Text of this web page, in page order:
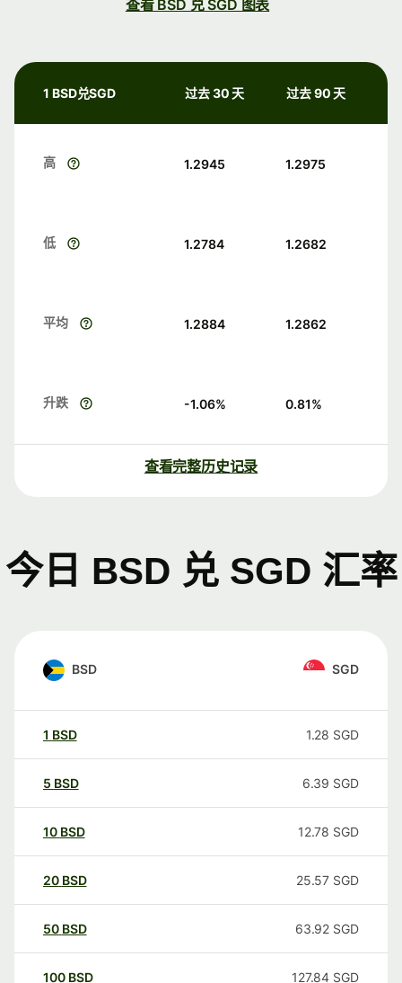
查看 BSD 兑 SGD 图表
1 BSD兑SGD 过去 30 天 过去 90 天
高 1.2945 1.2975
低 1.2784 1.2682
平均 1.2884 1.2862
升跌 -1.06% 0.81%
查看完整历史记录
今日 BSD 兑 SGD 汇率
BSD SGD
1 BSD 1.28 SGD
5 BSD 6.39 SGD
10 BSD 12.78 SGD
20 BSD 25.57 SGD
50 BSD 63.92 SGD
100 BSD 127.84 SGD